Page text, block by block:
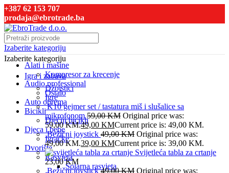
+387 62 153 707
prodaja@ebrotrade.ba
Izaberite kategoriju
Alati i mašine
Kompresor za krecenje
Audio professional
Ostalo
Auto oprema
Bicikli
Dječiji bicikli
Djeca i bebe
Igračke
Dvorište
Rasvjeta
Solarna rasvjeta
Izaberite kategoriju
Igra i zabava
Džojstici
Igre
K10 gejmer set / tastatura miš i slušalice sa
mikrofonom59,00KM Original price was:
59,00 KM.49,00 KMCurrent price is: 49,00 KM.
Bežični joystick 49,00KM Original price was:
49,00 KM.39,00 KMCurrent price is: 39,00 KM.
Svijetleća tabla za crtanje
23,00KM
Bežični joystick49,00KM Original price was: